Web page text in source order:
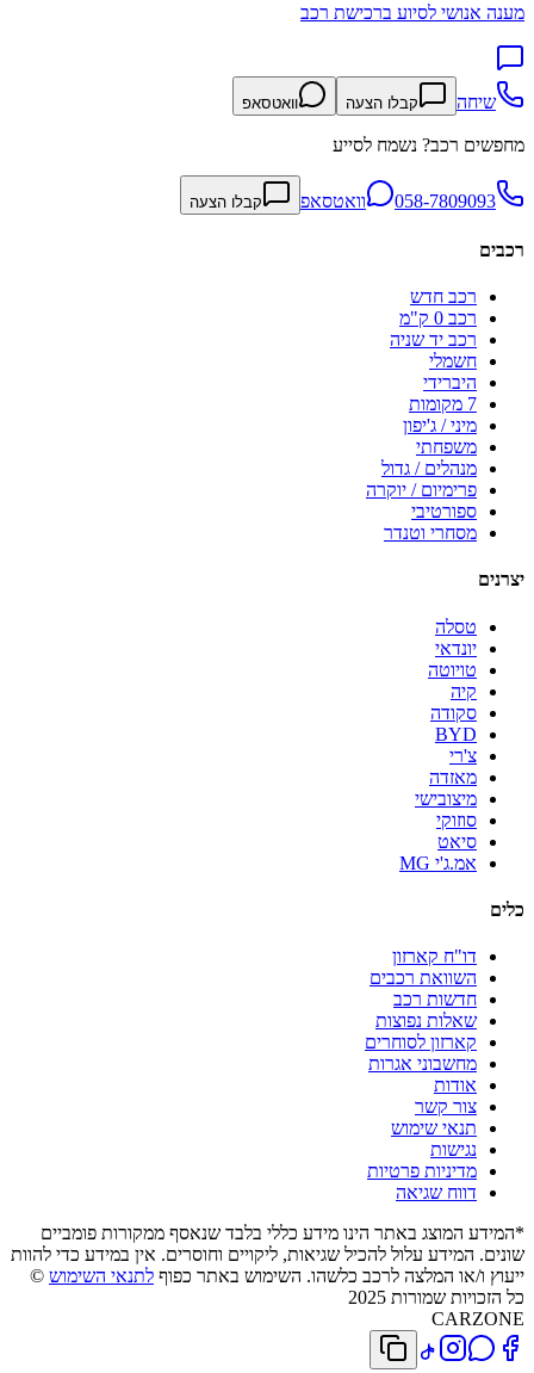
מענה אנושי לסיוע ברכישת רכב
שיחה קבלו הצעה וואטסאפ
מחפשים רכב? נשמח לסייע
058-7809093 וואטסאפ קבלו הצעה
רכבים
רכב חדש
רכב 0 ק"מ
רכב יד שניה
חשמלי
היברידי
7 מקומות
מיני / ג'יפון
משפחתי
מנהלים / גדול
פרימיום / יוקרה
ספורטיבי
מסחרי וטנדר
יצרנים
טסלה
יונדאי
טויוטה
קיה
סקודה
BYD
צ'רי
מאזדה
מיצובישי
סוזוקי
סיאט
אמ.ג'י MG
כלים
דו"ח קארזון
השוואת רכבים
חדשות רכב
שאלות נפוצות
קארזון לסוחרים
מחשבוני אגרות
אודות
צור קשר
תנאי שימוש
נגישות
מדיניות פרטיות
דווח שגיאה
*המידע המוצג באתר הינו מידע כללי בלבד שנאסף ממקורות פומביים
שונים. המידע עלול להכיל שגיאות, ליקויים וחוסרים. אין במידע כדי להוות
ייעוץ ו/או המלצה לרכב כלשהו. השימוש באתר כפוף לתנאי השימוש ©
כל הזכויות שמורות 2025
CARZONE